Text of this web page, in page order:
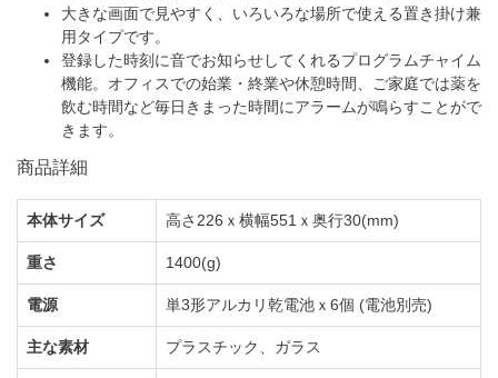
大きな画面で見やすく、いろいろな場所で使える置き掛け兼
用タイプです。
登録した時刻に音でお知らせしてくれるプログラムチャイム
機能。オフィスでの始業・終業や休憩時間、ご家庭では薬を
飲む時間など毎日きまった時間にアラームが鳴らすことがで
きます。
商品詳細
本体サイズ 高さ226ｘ横幅551ｘ奥行30(mm)
重さ 1400(g)
電源 単3形アルカリ乾電池ｘ6個 (電池別売)
主な素材 プラスチック、ガラス